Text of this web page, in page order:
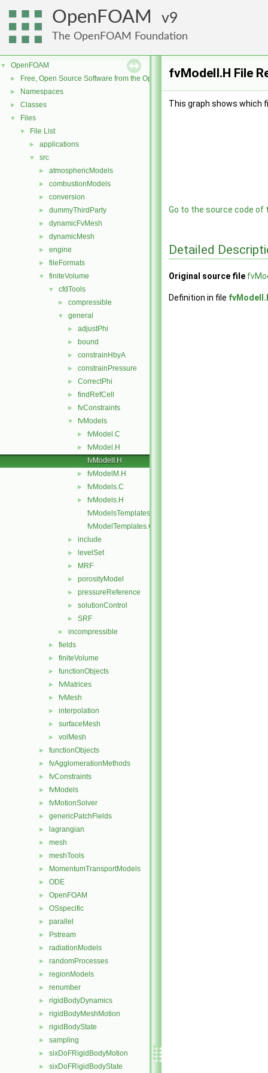
OpenFOAM 9
The OpenFOAM Foundation
▼ OpenFOAM
► Free, Open Source Software from the OpenFOAM Foundation
► Namespaces
► Classes
▼ Files
▼ File List
► applications
▼ src
► atmosphericModels
► combustionModels
► conversion
► dummyThirdParty
► dynamicFvMesh
► dynamicMesh
► engine
► fileFormats
▼ finiteVolume
▼ cfdTools
► compressible
▼ general
► adjustPhi
► bound
► constrainHbyA
► constrainPressure
► CorrectPhi
► findRefCell
► fvConstraints
▼ fvModels
► fvModel.C
►
fvModel.H
fvModelI.H
► fvModelM.H
► fvModels.C
►
fvModels.H
fvModelsTemplates.C
fvModelTemplates.C
► include
► levelSet
► MRF
► porosityModel
► pressureReference
► solutionControl
► SRF
► incompressible
► fields
► finiteVolume
► functionObjects
► fvMatrices
► fvMesh
► interpolation
► surfaceMesh
► volMesh
► functionObjects
► fvAgglomerationMethods
► fvConstraints
► fvModels
► fvMotionSolver
► genericPatchFields
► lagrangian
► mesh
► meshTools
► MomentumTransportModels
► ODE
► OpenFOAM
► OSspecific
► parallel
► Pstream
► radiationModels
► randomProcesses
► regionModels
► renumber
► rigidBodyDynamics
► rigidBodyMeshMotion
► rigidBodyState
► sampling
► sixDoFRigidBodyMotion
► sixDoFRigidBodyState
fvModelI.H File
This graph shows which
Go to the source code of
Detailed
Original source file
Definition in file